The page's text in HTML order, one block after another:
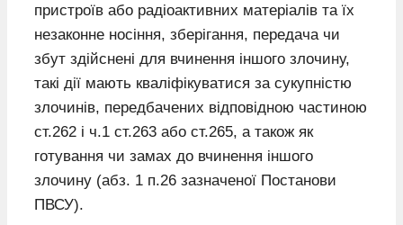
пристроїв або радіоактивних матеріалів та їх
незаконне носіння, зберігання, передача чи
збут здійснені для вчинення іншого злочину,
такі дії мають кваліфікуватися за сукупністю
злочинів, передбачених відповідною частиною
ст.262 і ч.1 ст.263 або ст.265, а також як
готування чи замах до вчинення іншого
злочину (абз. 1 п.26 зазначеної Постанови
ПВСУ).